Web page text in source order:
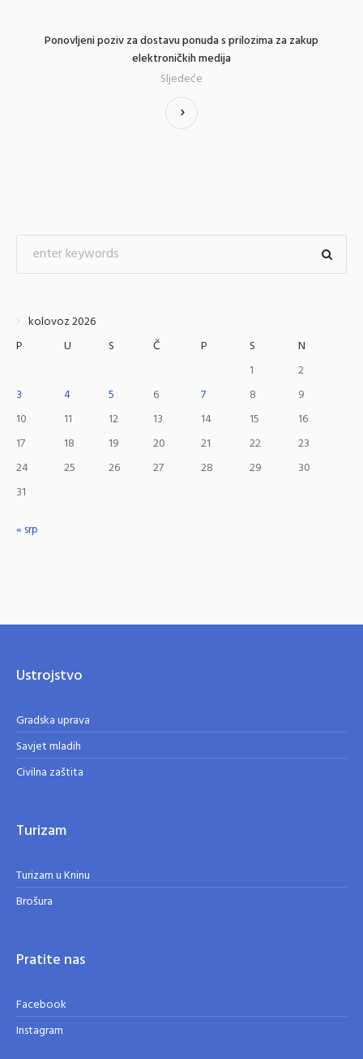
Ponovljeni poziv za dostavu ponuda s prilozima za zakup
elektroničkih medija
Sljedeće
kolovoz 2026
P
U S Č P S
N
1
2
3
4 5 6 7 8
9
10
11 12 13 14 15
16
17
18 19 20 21 22
23
24
25 26 27 28 29
30
31
« srp
Ustrojstvo
Gradska uprava
Savjet mladih
Civilna zaštita
Turizam
Turizam u Kninu
Brošura
Pratite nas
Facebook
Instagram